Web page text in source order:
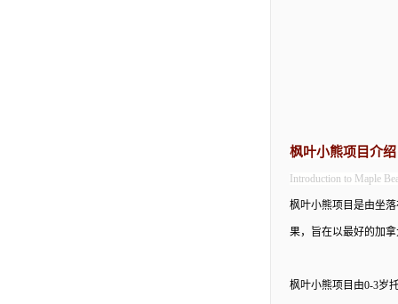
枫叶小熊项目介绍
Introduction to Maple
枫叶小熊项目是由坐
果，旨在以最好的加
枫叶小熊项目由0-3岁